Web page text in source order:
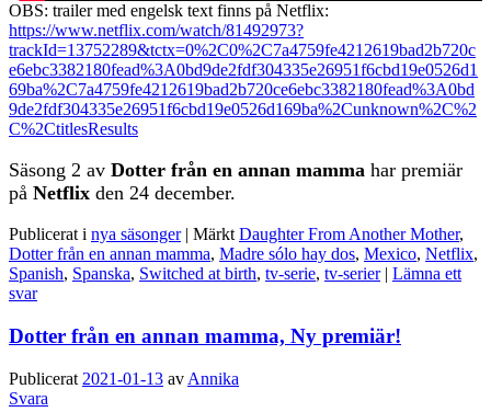
OBS: trailer med engelsk text finns på Netflix:
https://www.netflix.com/watch/81492973?
trackId=13752289&tctx=0%2C0%2C7a4759fe4212619bad2b720c
e6ebc3382180fead%3A0bd9de2fdf304335e26951f6cbd19e0526d1
69ba%2C7a4759fe4212619bad2b720ce6ebc3382180fead%3A0bd
9de2fdf304335e26951f6cbd19e0526d169ba%2Cunknown%2C%2
C%2CtitlesResults
Säsong 2 av Dotter från en annan mamma har premiär
på Netflix den 24 december.
Publicerat i nya säsonger | Märkt Daughter From Another Mother,
Dotter från en annan mamma, Madre sólo hay dos, Mexico, Netflix,
Spanish, Spanska, Switched at birth, tv-serie, tv-serier | Lämna ett
svar
Dotter från en annan mamma, Ny premiär!
Publicerat 2021-01-13 av Annika
Svara